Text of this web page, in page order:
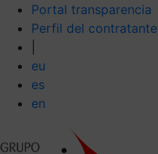
Portal transparencia
Perfil del contratante
eu
es
en